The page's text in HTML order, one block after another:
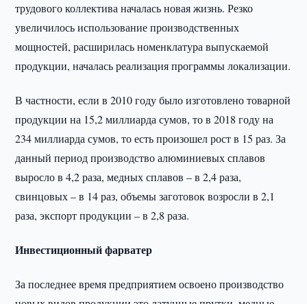
трудового коллектива началась новая жизнь. Резко
увеличилось использование производственных
мощностей, расширилась номенклатура выпускаемой
продукции, началась реализация программы локализации.
В частности, если в 2010 году было изготовлено товарной
продукции на 15,2 миллиарда сумов, то в 2018 году на
234 миллиарда сумов, то есть произошел рост в 15 раз. За
данный период производство алюминиевых сплавов
выросло в 4,2 раза, медных сплавов – в 2,4 раза,
свинцовых – в 14 раз, объемы заготовок возросли в 2,1
раза, экспорт продукции – в 2,8 раза.
Инвестиционный фарватер
За последнее время предприятием освоено производство